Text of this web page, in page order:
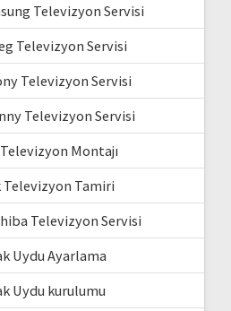
Televizyon Servisi
Televizyon Servisi
Televizyon Servisi
Televizyon Servisi
Montajı
Televizyon Tamiri
Televizyon Servisi
Uydu Ayarlama
Uydu kurulumu